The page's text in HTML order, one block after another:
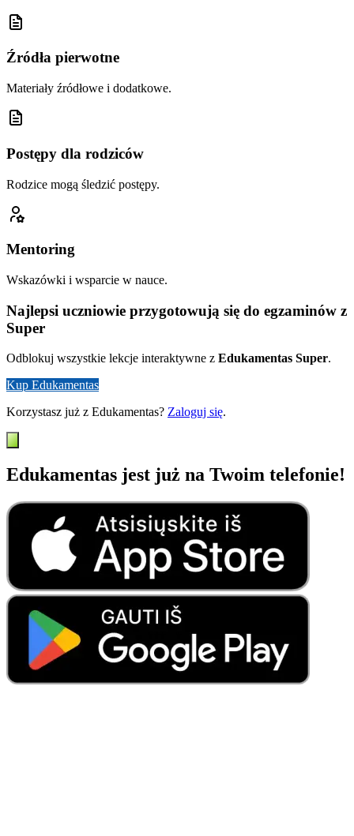
Źródła pierwotne
Materiały źródłowe i dodatkowe.
Postępy dla rodziców
Rodzice mogą śledzić postępy.
Mentoring
Wskazówki i wsparcie w nauce.
Najlepsi uczniowie przygotowują się do egzaminów z
Super
Odblokuj wszystkie lekcje interaktywne z Edukamentas Super.
Kup Edukamentas
Korzystasz już z Edukamentas? Zaloguj się.
Edukamentas jest już na Twoim telefonie!